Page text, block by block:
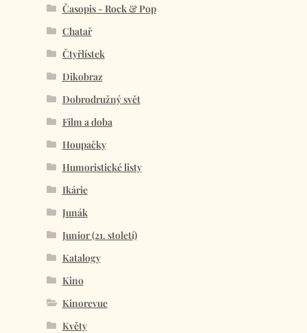
Časopis - Rock & Pop
Chatař
Čtyřlístek
Dikobraz
Dobrodružný svět
Film a doba
Houpačky
Humoristické listy
Ikárie
Junák
Junior (21. století)
Katalogy
Kino
Kinorevue
Květy